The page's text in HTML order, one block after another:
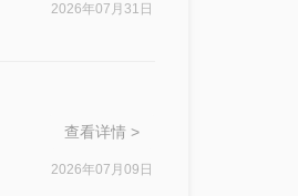
2026年07月31日
查看详情 >
2026年07月09日